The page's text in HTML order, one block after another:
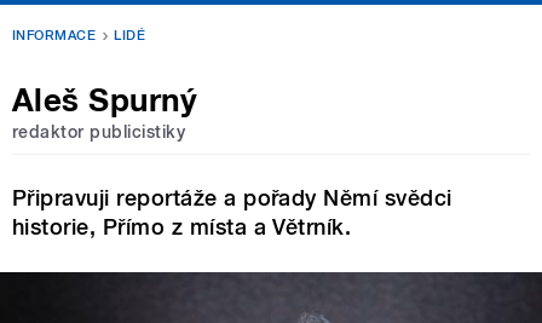
INFORMACE LIDÉ
Aleš Spurný
redaktor publicistiky
Připravuji reportáže a pořady Němí svědci
historie, Přímo z místa a Větrník.